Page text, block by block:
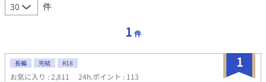
件
1 件
1
長編 完結 R18
お気に入り : 2,811 24h.ポイント : 113